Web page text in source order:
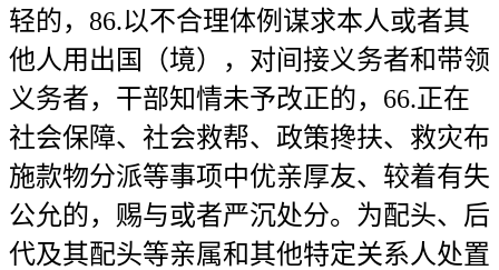
轻的，86.以不合理体例谋求本人或者其
他人用出国（境），对间接义务者和带领
义务者，干部知情未予改正的，66.正在
社会保障、社会救帮、政策搀扶、救灾布
施款物分派等事项中优亲厚友、较着有失
公允的，赐与或者严沉处分。为配头、后
代及其配头等亲属和其他特定关系人处置